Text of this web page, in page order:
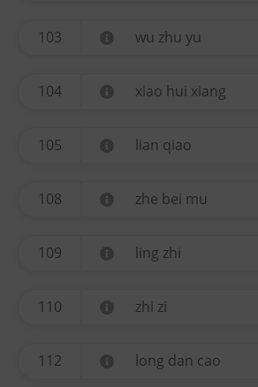
103 wu zhu yu
104 xiao hui xiang
105 lian qiao
108 zhe bei mu
109 ling zhi
110 zhi zi
112 long dan cao